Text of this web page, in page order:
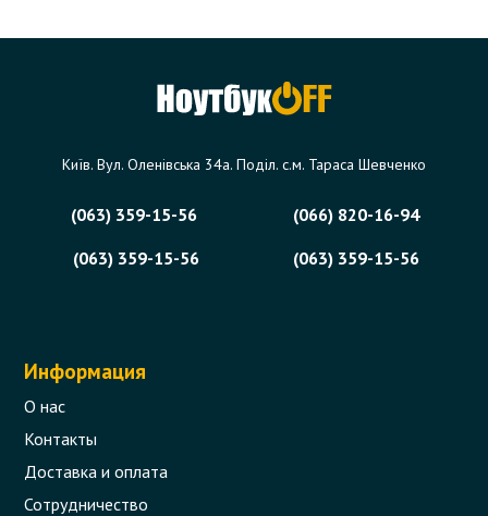
Київ. Вул. Оленівська 34а. Поділ. с.м. Тараса Шевченко
(063) 359-15-56
(066) 820-16-94
(063) 359-15-56
(063) 359-15-56
Информация
О нас
Контакты
Доставка и оплата
Сотрудничество